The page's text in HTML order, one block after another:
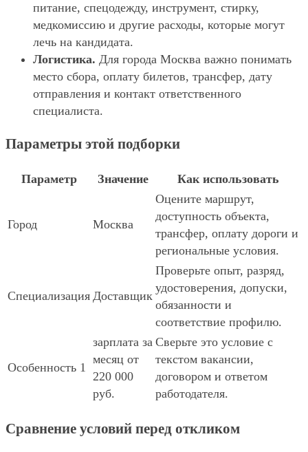
питание, спецодежду, инструмент, стирку,
медкомиссию и другие расходы, которые могут
лечь на кандидата.
Логистика. Для города Москва важно понимать
место сбора, оплату билетов, трансфер, дату
отправления и контакт ответственного
специалиста.
Параметры этой подборки
Параметр Значение Как использовать
Город Москва
Оцените маршрут,
доступность объекта,
трансфер, оплату дороги и
региональные условия.
Специализация Доставщик
Проверьте опыт, разряд,
удостоверения, допуски,
обязанности и
соответствие профилю.
Особенность 1
зарплата за
месяц от
220 000
руб.
Сверьте это условие с
текстом вакансии,
договором и ответом
работодателя.
Сравнение условий перед откликом